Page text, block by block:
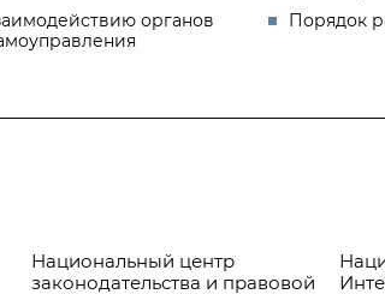
органов
Порядок
Национальный центр
законодательства и правовой